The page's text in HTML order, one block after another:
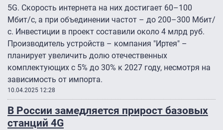
5G. Скорость интернета на них достигает 60–100
Мбит/с, а при объединении частот – до 200–300 Мбит/
с. Инвестиции в проект составили около 4 млрд руб.
Производитель устройств – компания "Иртея" –
планирует увеличить долю отечественных
комплектующих с 5% до 30% к 2027 году, несмотря на
зависимость от импорта.
10.04.2025 12:28
В России замедляется прирост базовых
станций 4G